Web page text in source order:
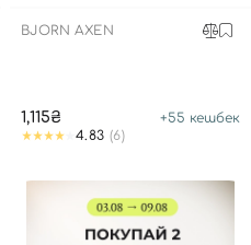
BJORN AXEN
1,115₴ +55 кешбек
4.83 (6)